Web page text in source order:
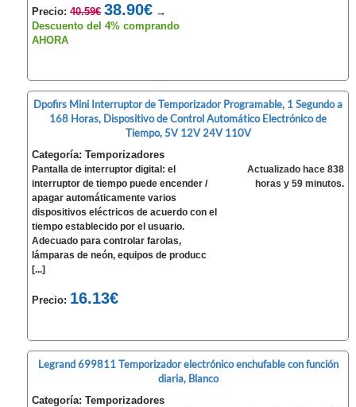
Precio:40.59€ 38.90€ →
Descuento del 4% comprando
AHORA
Dpofirs Mini Interruptor de Temporizador Programable, 1 Segundo a
168 Horas, Dispositivo de Control Automático Electrónico de
Tiempo, 5V 12V 24V 110V
Categoría: Temporizadores
Pantalla de interruptor digital: el
interruptor de tiempo puede encender /
apagar automáticamente varios
dispositivos eléctricos de acuerdo con el
tiempo establecido por el usuario.
Adecuado para controlar farolas,
lámparas de neón, equipos de producc
[...]
Precio: 16.13€
Actualizado hace 838
horas y 59 minutos.
Legrand 699811 Temporizador electrónico enchufable con función
diaria, Blanco
Categoría: Temporizadores